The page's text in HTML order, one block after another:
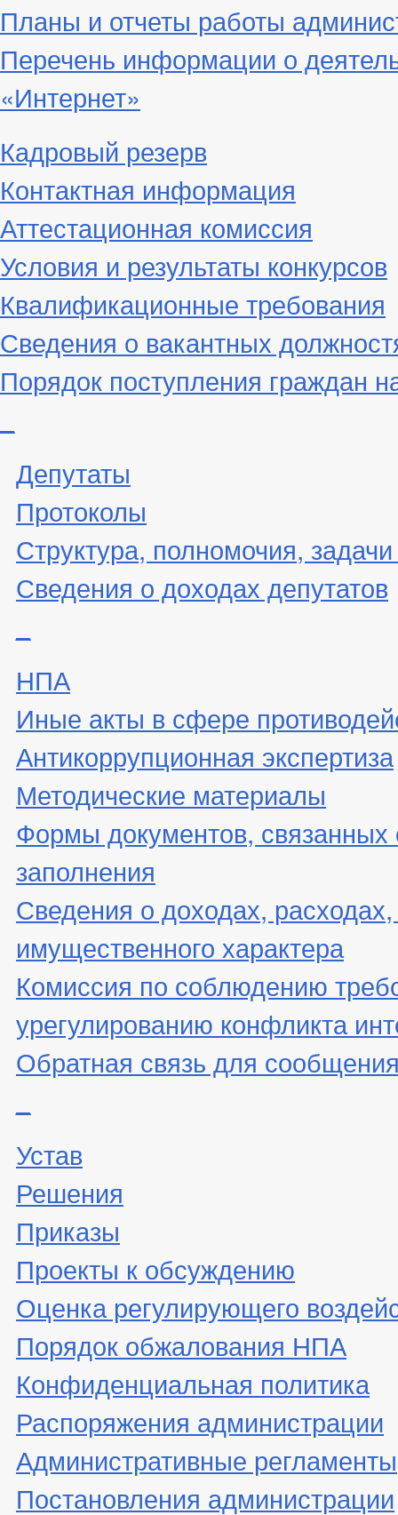
Планы и отчеты работы
Перечень информации о
«Интернет»
Кадровый резерв
Контактная информация
Аттестационная комиссия
Условия и результаты конкурсов
Квалификационные требования
Сведения о вакантных
Порядок поступления граждан
Депутаты
Протоколы
Структура, полномочия,
Сведения о доходах депутатов
НПА
Иные акты в сфере
Антикоррупционная экспертиза
Методические материалы
Формы документов, связанных
заполнения
Сведения о доходах,
имущественного характера
Комиссия по соблюдению
урегулированию конфликта
Обратная связь для
Устав
Решения
Приказы
Проекты к обсуждению
Оценка регулирующего
Порядок обжалования НПА
Конфиденциальная политика
Распоряжения администрации
Административные регламенты
Постановления администрации